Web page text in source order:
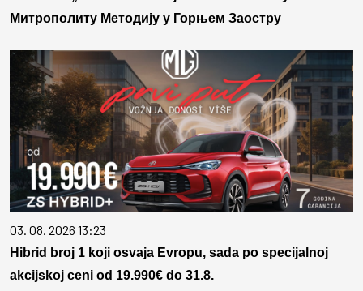
Митрополиту Методију у Горњем Заостру
03. 08. 2026 13:23
Hibrid broj 1 koji osvaja Evropu, sada po specijalnoj
akcijskoj ceni od 19.990€ do 31.8.